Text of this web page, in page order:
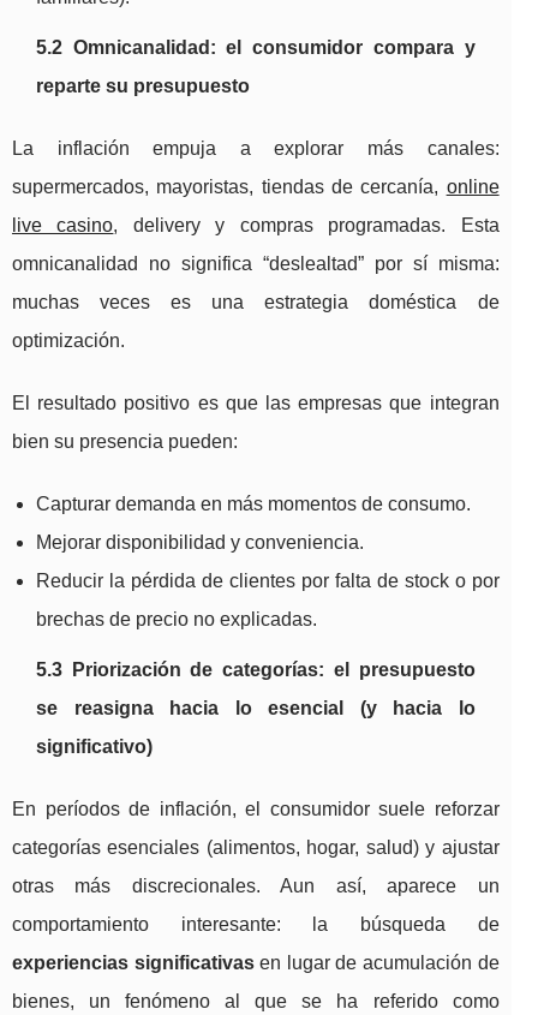
5.2 Omnicanalidad: el consumidor compara y
reparte su presupuesto
La inflación empuja a explorar más canales:
supermercados, mayoristas, tiendas de cercanía, online
live casino, delivery y compras programadas. Esta
omnicanalidad no significa “deslealtad” por sí misma:
muchas veces es una estrategia doméstica de
optimización.
El resultado positivo es que las empresas que integran
bien su presencia pueden:
Capturar demanda en más momentos de consumo.
Mejorar disponibilidad y conveniencia.
Reducir la pérdida de clientes por falta de stock o por
brechas de precio no explicadas.
5.3 Priorización de categorías: el presupuesto
se reasigna hacia lo esencial (y hacia lo
significativo)
En períodos de inflación, el consumidor suele reforzar
categorías esenciales (alimentos, hogar, salud) y ajustar
otras más discrecionales. Aun así, aparece un
comportamiento interesante: la búsqueda de
experiencias significativasen lugar de acumulación de
bienes, un fenómeno al que se ha referido como